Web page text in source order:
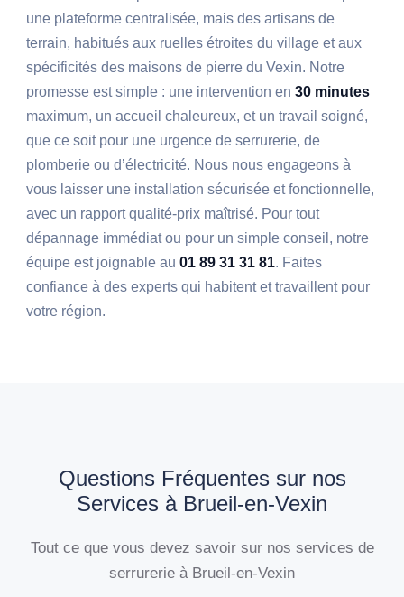
une plateforme centralisée, mais des artisans de
terrain, habitués aux ruelles étroites du village et aux
spécificités des maisons de pierre du Vexin. Notre
promesse est simple : une intervention en30 minutes
maximum, un accueil chaleureux, et un travail soigné,
que ce soit pour une urgence de serrurerie, de
plomberie ou d’électricité. Nous nous engageons à
vous laisser une installation sécurisée et fonctionnelle,
avec un rapport qualité-prix maîtrisé. Pour tout
dépannage immédiat ou pour un simple conseil, notre
équipe est joignable au01 89 31 31 81. Faites
confiance à des experts qui habitent et travaillent pour
votre région.
Questions Fréquentes sur nos
Services à Brueil-en-Vexin
Tout ce que vous devez savoir sur nos services de
serrurerie à Brueil-en-Vexin